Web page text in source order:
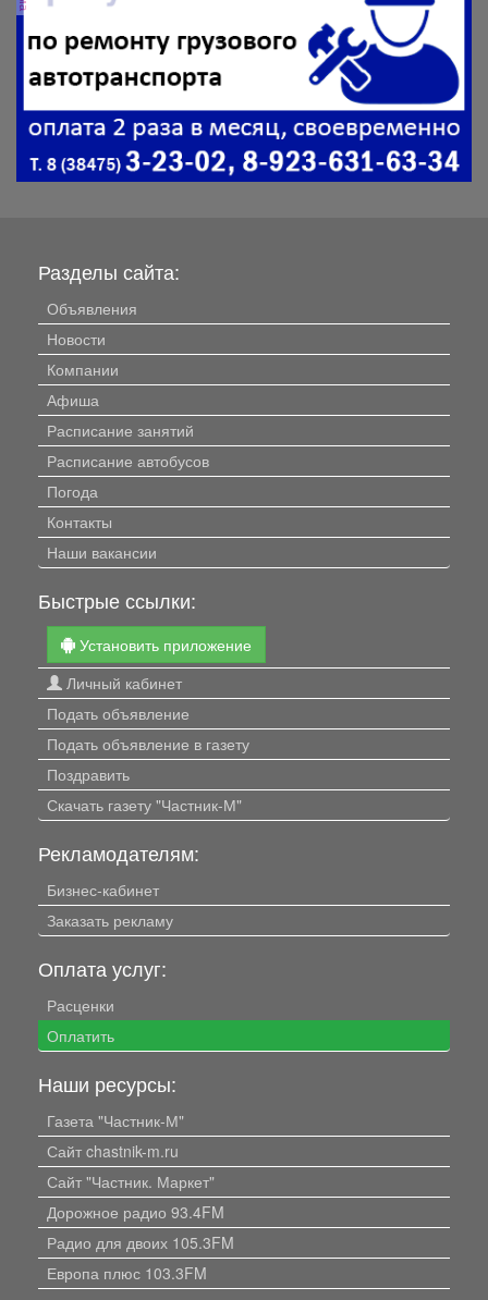
Разделы сайта:
Объявления
Новости
Компании
Афиша
Расписание занятий
Расписание автобусов
Погода
Контакты
Наши вакансии
Быстрые ссылки:
Установить приложение
Личный кабинет
Подать объявление
Подать объявление в газету
Поздравить
Скачать газету "Частник-М"
Рекламодателям:
Бизнес-кабинет
Заказать рекламу
Оплата услуг:
Расценки
Оплатить
Наши ресурсы:
Газета "Частник-М"
Сайт chastnik-m.ru
Сайт "Частник. Маркет"
Дорожное радио 93.4FM
Радио для двоих 105.3FM
Европа плюс 103.3FM